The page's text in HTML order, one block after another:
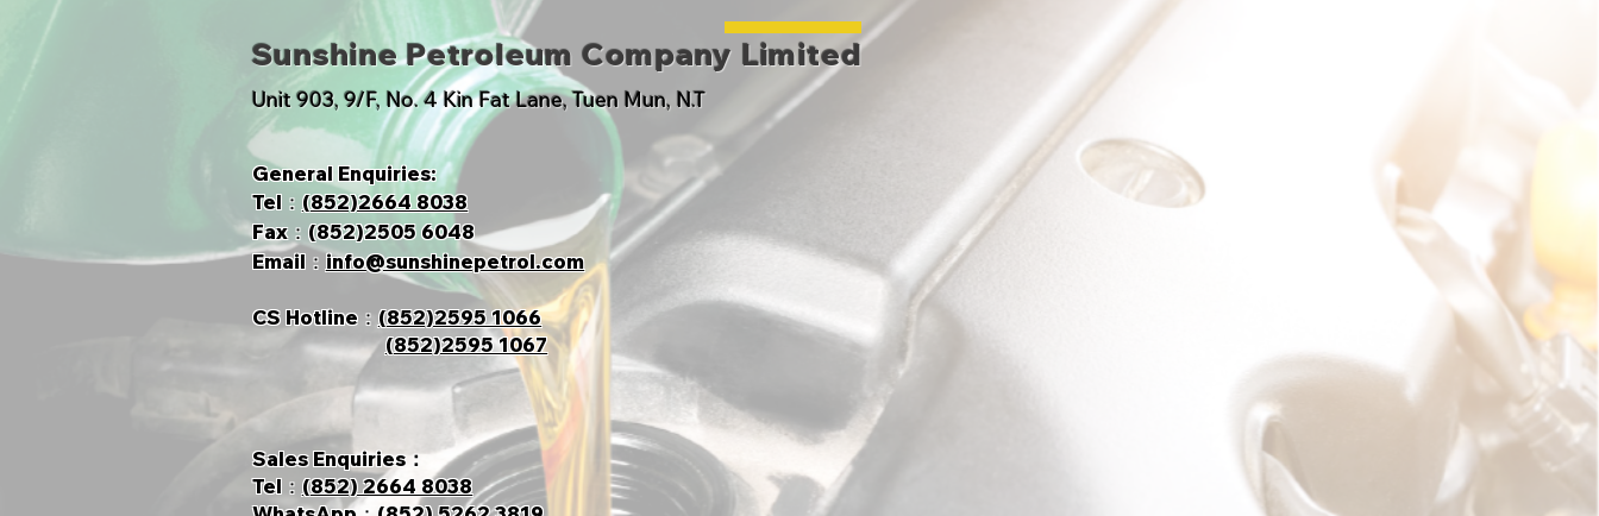
Sunshine Petroleum Company Limited
​Unit 903, 9/F, No. 4 Kin Fat Lane, Tuen Mun, N.T
General Enquiries:
Tel： (852)2664 8038
Fax：(852)2505 6048
Email： info@sunshinepetrol.com
CS Hotline ： (852)2595 1066
(852)2595 1067
Sales Enquiries：
Tel： (852) 2664 8038